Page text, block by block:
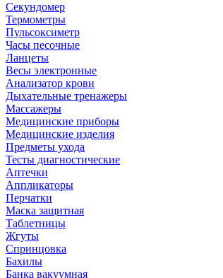
Секундомер
Термометры
Пульсоксиметр
Часы песочные
Ланцеты
Весы электронные
Анализатор крови
Дыхательные тренажеры
Массажеры
Медицинские приборы
Медицинские изделия
Предметы ухода
Тесты диагностические
Аптечки
Аппликаторы
Перчатки
Маска защитная
Таблетницы
Жгуты
Спринцовка
Бахилы
Банка вакуумная